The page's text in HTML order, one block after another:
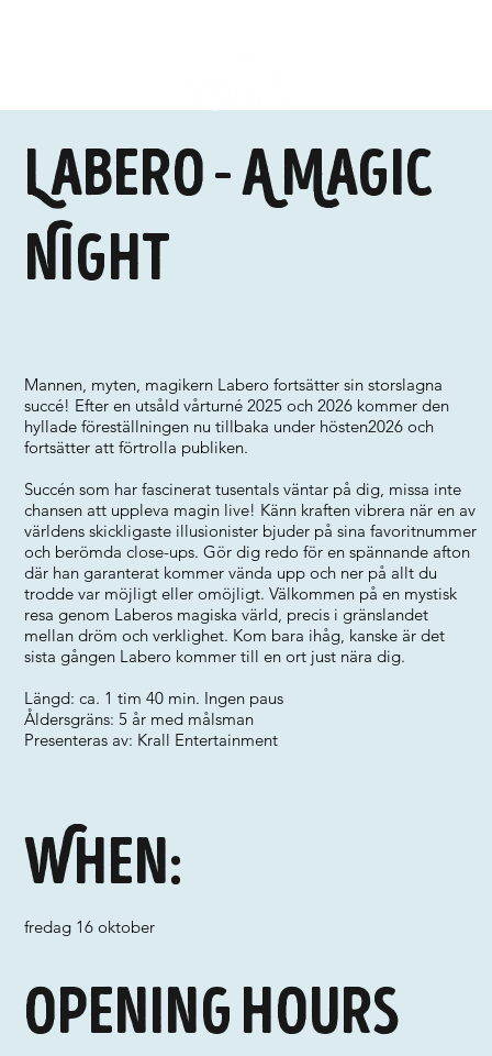
Labero - A Magic
Night
Mannen, myten, magikern Labero fortsätter sin storslagna
succé! Efter en utsåld vårturné 2025 och 2026 kommer den
hyllade föreställningen nu tillbaka under hösten2026 och
fortsätter att förtrolla publiken.
Succén som har fascinerat tusentals väntar på dig, missa inte
chansen att uppleva magin live! Känn kraften vibrera när en av
världens skickligaste illusionister bjuder på sina favoritnummer
och berömda close-ups. Gör dig redo för en spännande afton
där han garanterat kommer vända upp och ner på allt du
trodde var möjligt eller omöjligt. Välkommen på en mystisk
resa genom Laberos magiska värld, precis i gränslandet
mellan dröm och verklighet. Kom bara ihåg, kanske är det
sista gången Labero kommer till en ort just nära dig.
Längd: ca. 1 tim 40 min. Ingen paus
Åldersgräns: 5 år med målsman
Presenteras av: Krall Entertainment
When:
fredag 16 oktober
Opening hours